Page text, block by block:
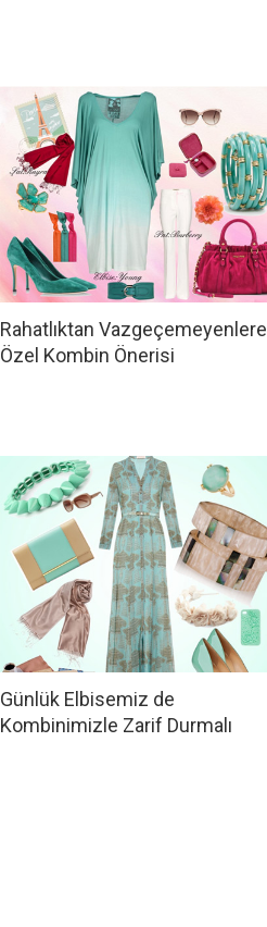
Rahatlıktan Vazgeçemeyenlere
Özel Kombin Önerisi
Günlük Elbisemiz de
Kombinimizle Zarif Durmalı